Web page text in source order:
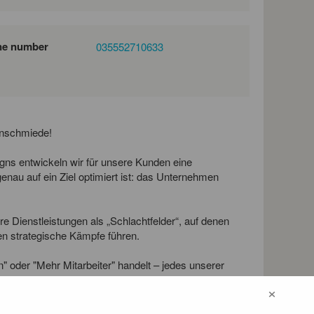
number 035552710633
entwickeln wir für unsere Kunden eine
auf ein Ziel optimiert ist: das Unternehmen
Dienstleistungen als „Schlachtfelder“, auf denen
strategische Kämpfe führen.
oder "Mehr Mitarbeiter" handelt – jedes unserer
und Wachstum. Mit vereinten Kräften und
×